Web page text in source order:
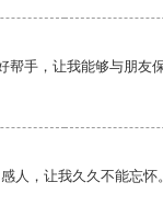
帮手，让我能够与朋友
人，让我久久不能忘怀。